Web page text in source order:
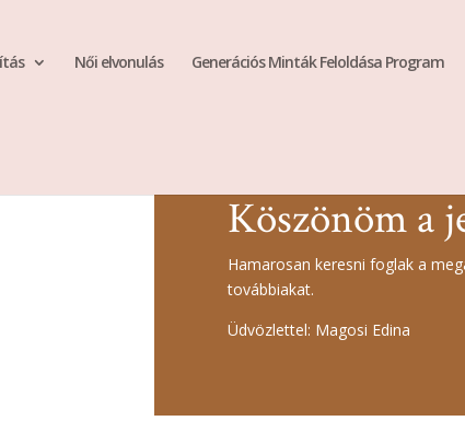
Női elvonulás Generációs Minták Feloldása Program
Köszönöm a
Hamarosan keresni foglak a
továbbiakat.
Üdvözlettel: Magosi Edina